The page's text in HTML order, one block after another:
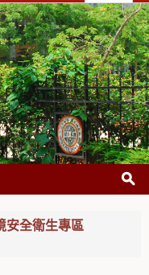
安全衛生專區